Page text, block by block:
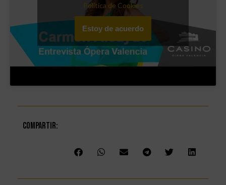
Política de Cookies
Estoy de acuerdo
Compartir: